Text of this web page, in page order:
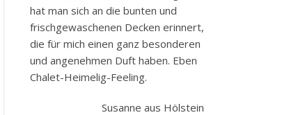
hat man sich an die bunten und
frischgewaschenen Decken erinnert,
die für mich einen ganz besonderen
und angenehmen Duft haben. Eben
Chalet-Heimelig-Feeling.
Susanne aus Hölstein